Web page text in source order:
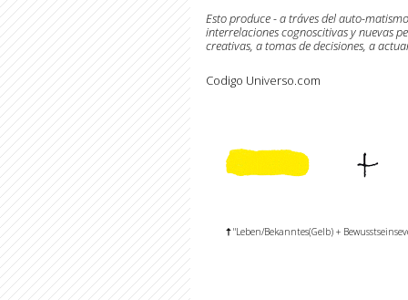
Esto produce - a tráves del auto-
interrelaciones cognoscitivas y nuevas
creativas, a tomas de decisiones, a
Codigo Universo.com
"Leben/Bekanntes(Gelb) +